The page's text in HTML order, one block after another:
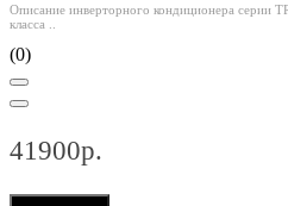
Описание инверторного кондиционера серии
класса ..
(0)
41900р.